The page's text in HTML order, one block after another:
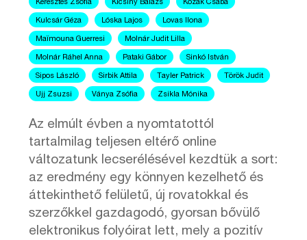
Keresztes Zsófia Kicsiny Balázs Kozák Csaba
Kulcsár Géza Lóska Lajos Lovas Ilona
Maïmouna Guerresi Molnár Judit Lilla
Molnár Ráhel Anna Pataki Gábor Sinkó István
Sipos László Sirbik Attila Tayler Patrick Török Judit
Ujj Zsuzsi Ványa Zsófia Zsikla Mónika
Az elmúlt évben a nyomtatottól
tartalmilag teljesen eltérő online
változatunk lecserélésével kezdtük a sort:
az eredmény egy könnyen kezelhető és
áttekinthető felületű, új rovatokkal és
szerzőkkel gazdagodó, gyorsan bővülő
elektronikus folyóirat lett, mely a pozitív